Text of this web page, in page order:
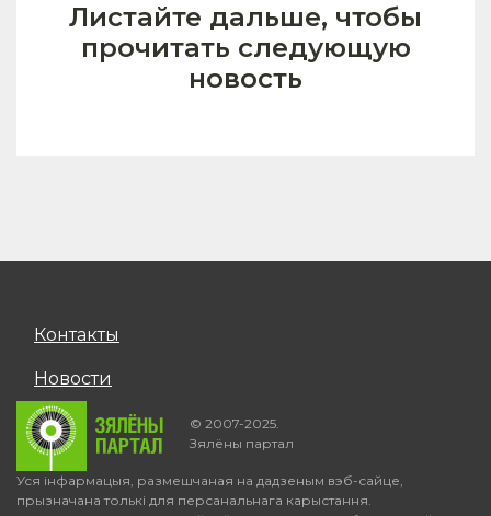
Листайте дальше, чтобы
прочитать следующую
новость
Контакты
Новости
© 2007-2025.
Зялёны партал
Уся інфармацыя, размешчаная на дадзеным вэб-сайце,
прызначана толькі для персанальнага карыстання.